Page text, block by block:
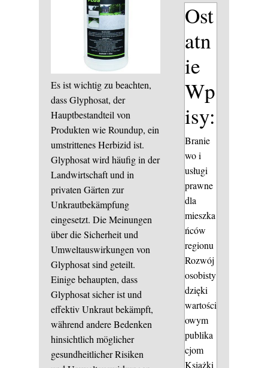
Es ist wichtig zu beachten,
dass Glyphosat, der
Hauptbestandteil von
Produkten wie Roundup, ein
umstrittenes Herbizid ist.
Glyphosat wird häufig in der
Landwirtschaft und in
privaten Gärten zur
Unkrautbekämpfung
eingesetzt. Die Meinungen
über die Sicherheit und
Umweltauswirkungen von
Glyphosat sind geteilt.
Einige behaupten, dass
Glyphosat sicher ist und
effektiv Unkraut bekämpft,
während andere Bedenken
hinsichtlich möglicher
gesundheitlicher Risiken
Ost
atn
ie
Wp
isy:
Branie
wo i
usługi
prawne
dla
mieszka
ńców
regionu
Rozwój
osobisty
dzięki
wartości
owym
publika
cjom
Książki